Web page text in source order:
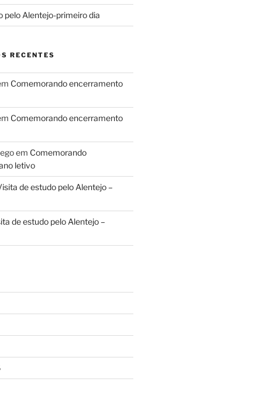
pelo Alentejo-primeiro dia
RECENTES
Comemorando encerramento
Comemorando encerramento
em Comemorando
letivo
de estudo pelo Alentejo –
de estudo pelo Alentejo –